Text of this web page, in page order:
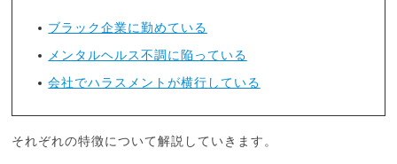
ブラック企業に勤めている
メンタルヘルス不調に陥っている
会社でハラスメントが横行している
それぞれの特徴について解説していきます。